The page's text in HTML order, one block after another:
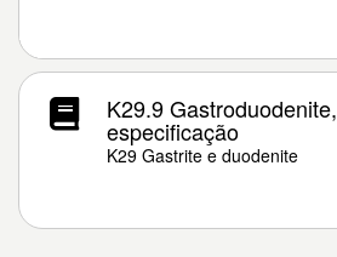
K29.9
especificação
K29 Gastrite e duodenite